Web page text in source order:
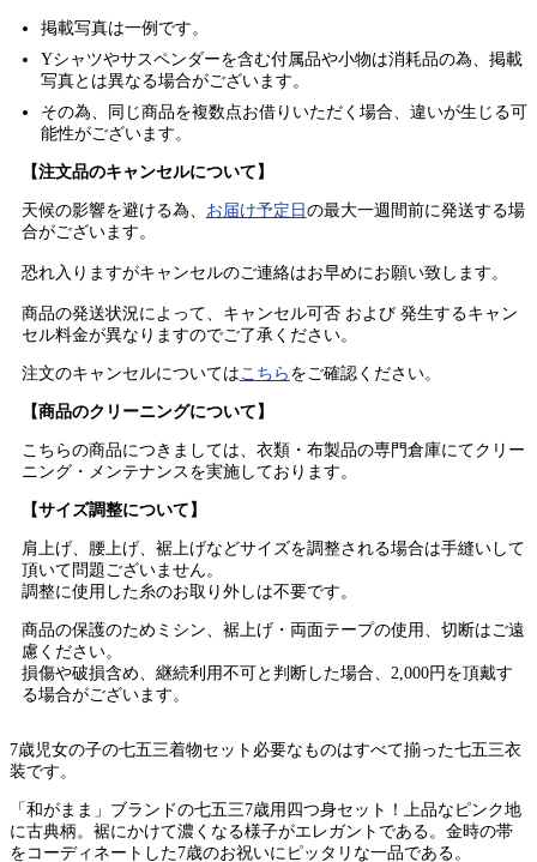
掲載写真は一例です。
Yシャツやサスペンダーを含む付属品や小物は消耗品の為、掲載
写真とは異なる場合がございます。
その為、同じ商品を複数点お借りいただく場合、違いが生じる可
能性がございます。
【注文品のキャンセルについて】
天候の影響を避ける為、 お届け予定日 の最大一週間前に発送する場
合がございます。
恐れ入りますがキャンセルのご連絡はお早めにお願い致します。
商品の発送状況によって、キャンセル可否 および 発生するキャン
セル料金が異なりますのでご了承ください。
注文のキャンセルについてはこちら をご確認ください。
【商品のクリーニングについて】
こちらの商品につきましては、衣類・布製品の専門倉庫にてクリー
ニング・メンテナンスを実施しております。
【サイズ調整について】
肩上げ、腰上げ、裾上げなどサイズを調整される場合は手縫いして
頂いて問題ございません。
調整に使用した糸のお取り外しは不要です。
商品の保護のためミシン、裾上げ・両面テープの使用、切断はご遠
慮ください。
損傷や破損含め、継続利用不可と判断した場合、2,000円を頂戴す
る場合がございます。
7歳児女の子の七五三着物セット必要なものはすべて揃った七五三衣
装です。
「和がまま」ブランドの七五三7歳用四つ身セット！上品なピンク地
に古典柄。裾にかけて濃くなる様子がエレガントである。金時の帯
をコーディネートした7歳のお祝いにピッタリな一品である。